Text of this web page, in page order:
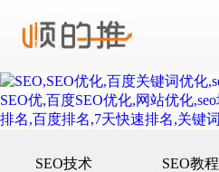
SEO技术 SEO教程